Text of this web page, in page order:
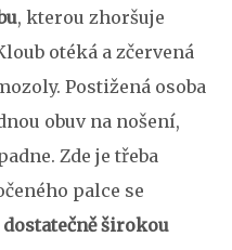
, kterou zhoršuje
otéká a zčervená
Postižená osoba
obuv na nošení,
Zde je třeba
palce se
dostatečně širokou